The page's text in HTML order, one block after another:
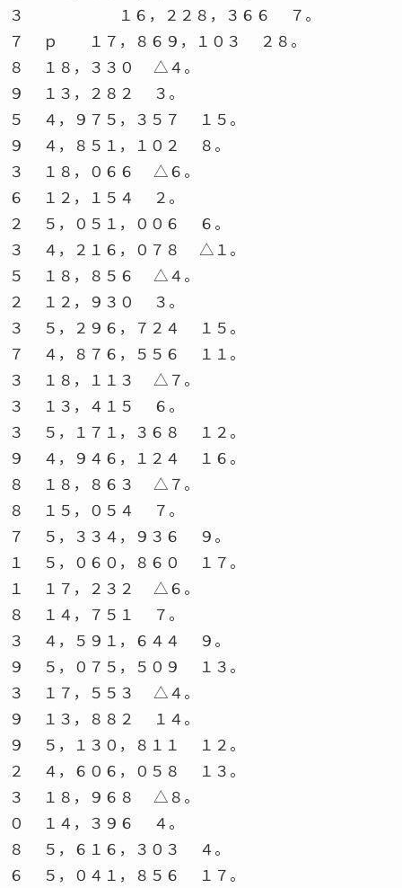
３ １６，２２８，３６６ ７。
７ ｐ １７，８６９，１０３ ２８。
８ １８，３３０ △４。
９ １３，２８２ ３。
５ ４，９７５，３５７ １５。
９ ４，８５１，１０２ ８。
３ １８，０６６ △６。
６ １２，１５４ ２。
２ ５，０５１，００６ ６。
３ ４，２１６，０７８ △１。
５ １８，８５６ △４。
２ １２，９３０ ３。
３ ５，２９６，７２４ １５。
７ ４，８７６，５５６ １１。
３ １８，１１３ △７。
３ １３，４１５ ６。
３ ５，１７１，３６８ １２。
９ ４，９４６，１２４ １６。
８ １８，８６３ △７。
８ １５，０５４ ７。
７ ５，３３４，９３６ ９。
１ ５，０６０，８６０ １７。
１ １７，２３２ △６。
８ １４，７５１ ７。
３ ４，５９１，６４４ ９。
９ ５，０７５，５０９ １３。
３ １７，５５３ △４。
９ １３，８８２ １４。
９ ５，１３０，８１１ １２。
２ ４，６０６，０５８ １３。
３ １８，９６８ △８。
０ １４，３９６ ４。
８ ５，６１６，３０３ ４。
６ ５，０４１，８５６ １７。